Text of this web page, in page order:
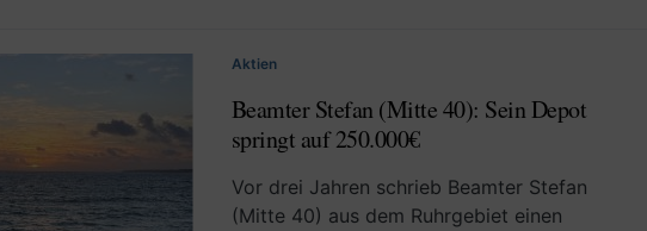
Aktien
Beamter Stefan (Mitte 40): Sein Depot
springt auf 250.000€
Vor drei Jahren schrieb Beamter Stefan
(Mitte 40) aus dem Ruhrgebiet einen